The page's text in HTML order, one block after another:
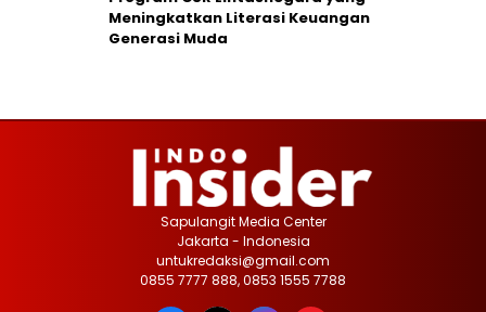
Meningkatkan Literasi Keuangan
Generasi Muda
Sapulangit Media Center
Jakarta - Indonesia
untukredaksi@gmail.com
0855 7777 888, 0853 1555 7788